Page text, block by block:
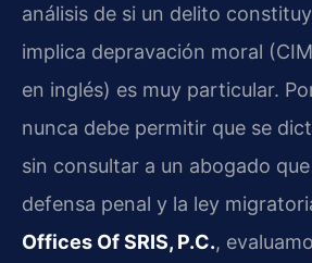
análisis de si un delito
implica depravación moral
en inglés) es muy particular.
nunca debe permitir que se
sin consultar a un abogado
defensa penal y la ley
Offices Of SRIS, P.C.,